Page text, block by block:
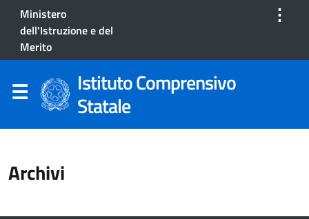
Ministero
dell'Istruzione e del
Merito
⋮
Istituto Comprensivo
Statale
Archivi